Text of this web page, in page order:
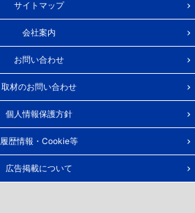
サイトマップ
会社案内
お問い合わせ
取材のお問い合わせ
個人情報保護方針
履歴情報・Cookie等
広告掲載について